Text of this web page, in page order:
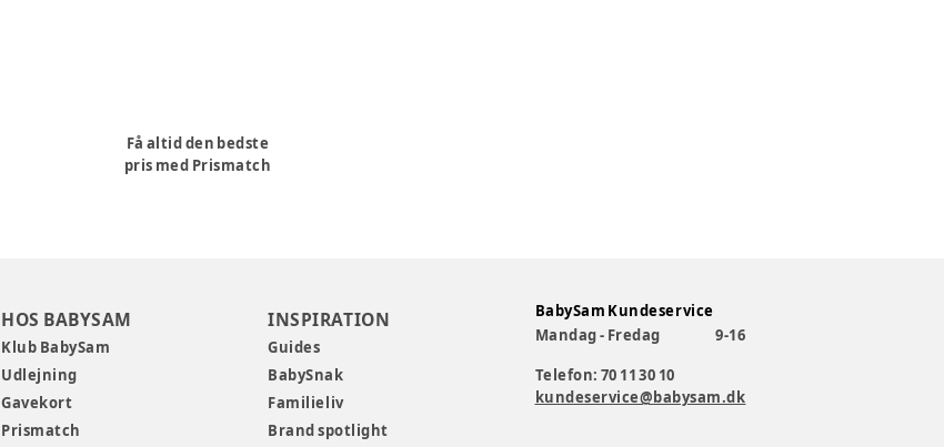
Få altid den bedste
pris med Prismatch
HOS BABYSAM
Klub BabySam
Udlejning
Gavekort
Prismatch
INSPIRATION
Guides
BabySnak
Familieliv
Brand spotlight
BabySam Kundeservice
Mandag - Fredag
9-16
Telefon: 70 11 30 10
kundeservice@babysam.dk